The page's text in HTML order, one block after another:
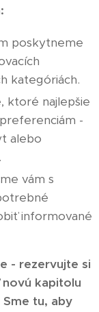
poskytneme
kategóriách.
ktoré najlepšie
-
alebo
vám s
informované
- rezervujte si
kapitolu
tu, aby